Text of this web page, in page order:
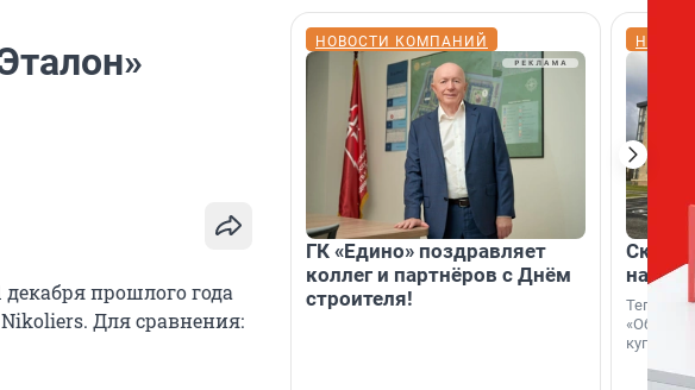
прошлого года
Для сравнения:
НОВОСТИ КОМПАНИЙ
ГК «Едино» поздравляет
коллег и партнёров с Днём
строителя!
на
Теперь
купить